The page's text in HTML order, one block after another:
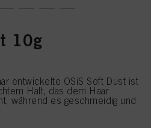
10g
entwickelte OSiS Soft Dust ist
Halt, das dem Haar
während es geschmeidig und